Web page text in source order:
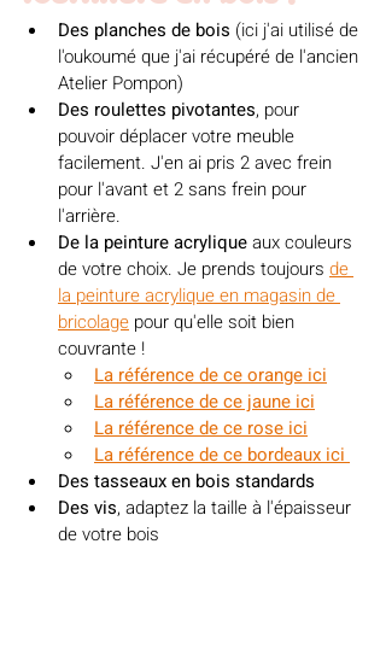
Des planches de bois (ici j'ai utilisé de
l'oukoumé que j'ai récupéré de l'ancien
Atelier Pompon)
Des roulettes pivotantes, pour
pouvoir déplacer votre meuble
facilement. J'en ai pris 2 avec frein
pour l'avant et 2 sans frein pour
l'arrière.
De la peinture acrylique aux couleurs
de votre choix. Je prends toujours de
la peinture acrylique en magasin de
bricolage pour qu'elle soit bien
couvrante !
La référence de ce orange ici
La référence de ce jaune ici
La référence de ce rose ici
La référence de ce bordeaux ici
Des tasseaux en bois standards
Des vis, adaptez la taille à l'épaisseur
de votre bois